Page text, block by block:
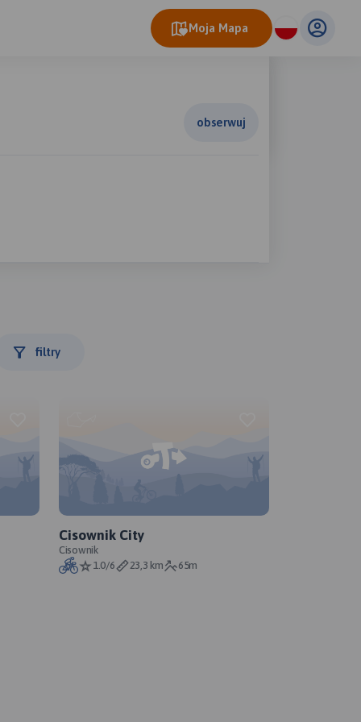
Moja Mapa
obserwuj
filtry
Cisownik City
Cisownik
1.0/6
23,3 km 65m